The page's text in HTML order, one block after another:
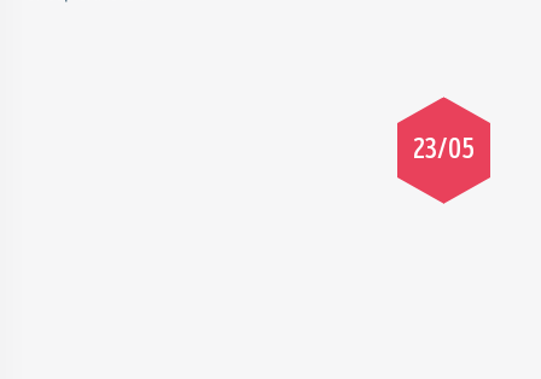
23/05